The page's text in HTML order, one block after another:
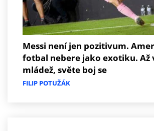
Messi není jen pozitivum.
fotbal nebere jako exotiku. Až
mládež, světe boj se
FILIP POTUŽÁK